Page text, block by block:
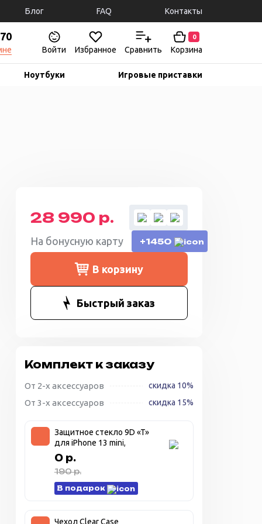
Блог FAQ Контакты
Войти Избранное Сравнить
0
Корзина
Ноутбуки Игровые приставки
28 990 р.
На бонусную карту +1450
В корзину
Быстрый заказ
Комплект к заказу
От 2-х аксессуаров скидка 10%
От 3-х аксессуаров скидка 15%
Защитное стекло 9D «T»
для iPhone 13 mini,
прозрачное + чёрная
рамка
0 р.
190 р.
В подарок
Чехол Clear Case